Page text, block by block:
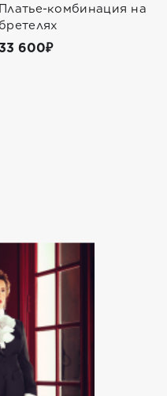
Платье-комбинация на
бретелях
33 600₽